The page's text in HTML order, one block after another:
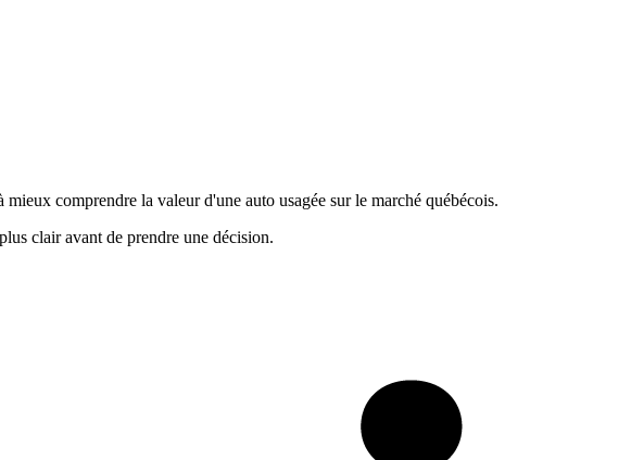
comprendre la valeur d'une auto usagée sur le marché québécois.
clair avant de prendre une décision.